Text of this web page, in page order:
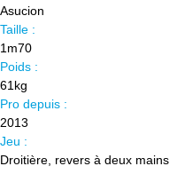
Asucion
Taille :
1m70
Poids :
61kg
Pro depuis :
2013
Jeu :
Droitière, revers à deux mains